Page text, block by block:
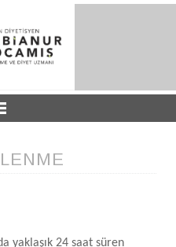
yaklaşık 24 saat süren